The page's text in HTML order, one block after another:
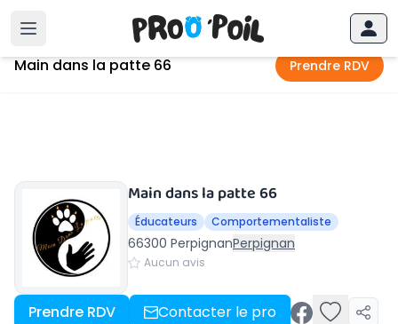
Accueil Main dans la patte 66
Main dans la patte 66 Prendre RDV
Main dans la patte 66
Éducateurs Comportementaliste
66300 PerpignanPerpignan
Aucun avis
Prendre RDV Contacter le pro